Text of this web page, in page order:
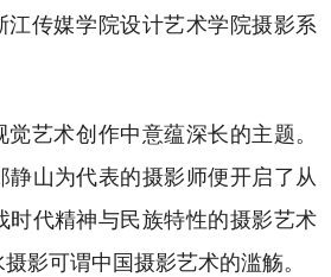
江传媒学院设计艺术学院摄影系
艺术创作中意蕴深长的主题。
静山为代表的摄影师便开启了从
时代精神与民族特性的摄影艺术
影可谓中国摄影艺术的滥觞。